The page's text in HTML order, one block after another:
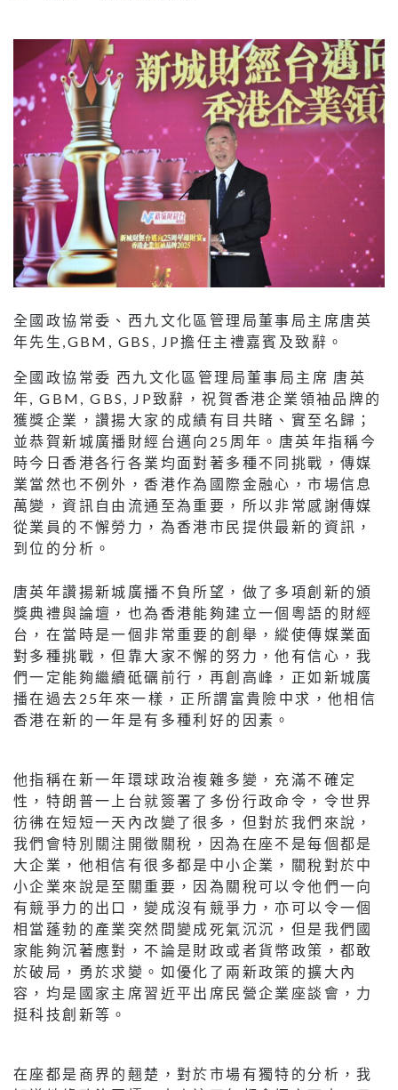
全國政協常委、西九文化區管理局董事局主席唐英
年先生,GBM, GBS, JP擔任主禮嘉賓及致辭。
全國政協常委 西九文化區管理局董事局主席 唐英
年, GBM, GBS, JP致辭，祝賀香港企業領袖品牌的
獲獎企業，讚揚大家的成績有目共睹、實至名歸；
並恭賀新城廣播財經台邁向25周年。唐英年指稱今
時今日香港各行各業均面對著多種不同挑戰，傳媒
業當然也不例外，香港作為國際金融心，市場信息
萬變，資訊自由流通至為重要，所以非常感謝傳媒
從業員的不懈勞力，為香港市民提供最新的資訊，
到位的分析。
唐英年讚揚新城廣播不負所望，做了多項創新的頒
獎典禮與論壇，也為香港能夠建立一個粵語的財經
台，在當時是一個非常重要的創舉，縱使傳媒業面
對多種挑戰，但靠大家不懈的努力，他有信心，我
們一定能夠繼續砥礪前行，再創高峰，正如新城廣
播在過去25年來一樣，正所謂富貴險中求，他相信
香港在新的一年是有多種利好的因素。
他指稱在新一年環球政治複雜多變，充滿不確定
性，特朗普一上台就簽署了多份行政命令，令世界
彷彿在短短一天內改變了很多，但對於我們來說，
我們會特別關注開徵關稅，因為在座不是每個都是
大企業，他相信有很多都是中小企業，關稅對於中
小企業來說是至關重要，因為關稅可以令他們一向
有競爭力的出口，變成沒有競爭力，亦可以令一個
相當蓬勃的產業突然間變成死氣沉沉，但是我們國
家能夠沉著應對，不論是財政或者貨幣政策，都敢
於破局，勇於求變。如優化了兩新政策的擴大內
容，均是國家主席習近平出席民營企業座談會，力
挺科技創新等。
在座都是商界的翹楚，對於市場有獨特的分析，我